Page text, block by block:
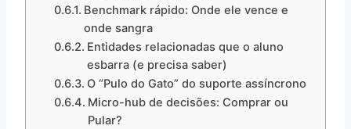
Benchmark rápido: Onde ele vence e
onde sangra
Entidades relacionadas que o aluno
esbarra (e precisa saber)
O “Pulo do Gato” do suporte assíncrono
Micro-hub de decisões: Comprar ou
Pular?